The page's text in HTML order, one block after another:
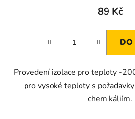
89 Kč
DO
Provedení izolace pro teploty -
pro vysoké teploty s
chemikáliím.